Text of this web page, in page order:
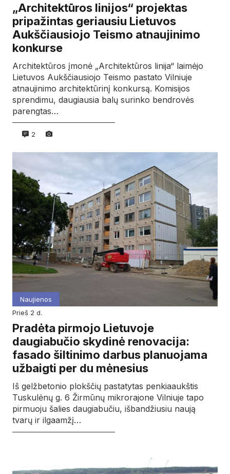
„Architektūros linijos“ projektas
pripažintas geriausiu Lietuvos
Aukščiausiojo Teismo atnaujinimo
konkurse
Architektūros įmonė „Architektūros linija“ laimėjo
Lietuvos Aukščiausiojo Teismo pastato Vilniuje
atnaujinimo architektūrinį konkursą. Komisijos
sprendimu, daugiausia balų surinko bendrovės
parengtas…
2
Naujienos
prieš 2 d.
Pradėta pirmojo Lietuvoje
daugiabučio skydinė renovacija:
fasado šiltinimo darbus planuojama
užbaigti per du mėnesius
Iš gelžbetonio plokščių pastatytas penkiaaukštis
Tuskulėnų g. 6 Žirmūnų mikrorajone Vilniuje tapo
pirmuoju šalies daugiabučiu, išbandžiusiu naują
tvarų ir ilgaamžį…